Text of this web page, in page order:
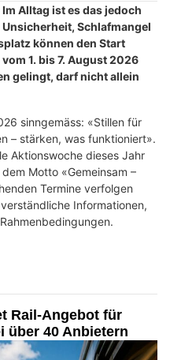
Alltag ist es das jedoch
Schlafmangel
können den Start
1. bis 7. August 2026
gelingt, darf nicht allein
sinngemäss: «Stillen für
– stärken, was funktioniert».
Aktionswoche dieses Jahr
Motto «Gemeinsam –
Termine verfolgen
Informationen,
Rail-Angebot für
über 40 Anbietern